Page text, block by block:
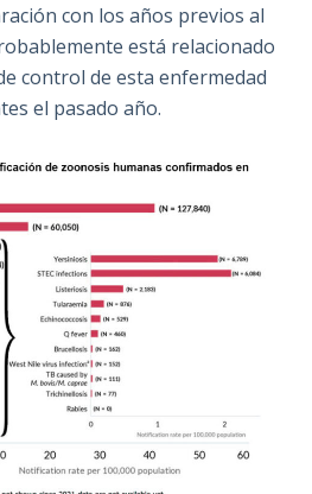
con los años previos al
está relacionado
control de esta enfermedad
el pasado año.